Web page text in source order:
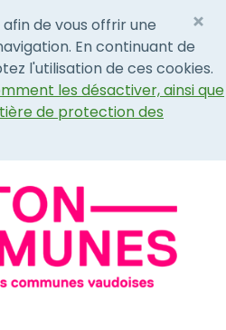
de vous offrir une
En continuant de
l'utilisation de ces cookies.
les désactiver, ainsi que
de protection des
×